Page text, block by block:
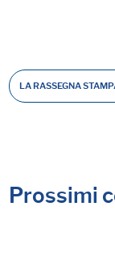
LA RASSEGNA
Prossimi